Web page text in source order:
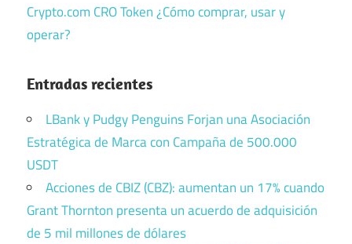
Crypto.com CRO Token ¿Cómo comprar, usar y
operar?
Entradas recientes
LBank y Pudgy Penguins Forjan una Asociación
Estratégica de Marca con Campaña de 500.000
USDT
Acciones de CBIZ (CBZ): aumentan un 17% cuando
Grant Thornton presenta un acuerdo de adquisición
de 5 mil millones de dólares